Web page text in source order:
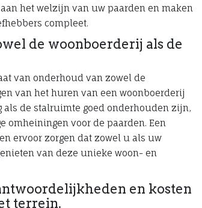
het welzijn van uw paarden en maken
compleet.
de woonboerderij als de
van onderhoud van zowel de
van het huren van een woonboerderij
als de stalruimte goed onderhouden zijn,
omheiningen voor de paarden. Een
ervoor zorgen dat zowel u als uw
van deze unieke woon- en
en kosten
terrein.